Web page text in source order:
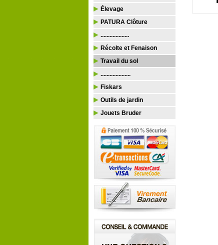
Élevage
PATURA Clôture
...................
Récolte et Fenaison
Travail du sol
....................
Fiskars
Outils de jardin
Jouets Bruder